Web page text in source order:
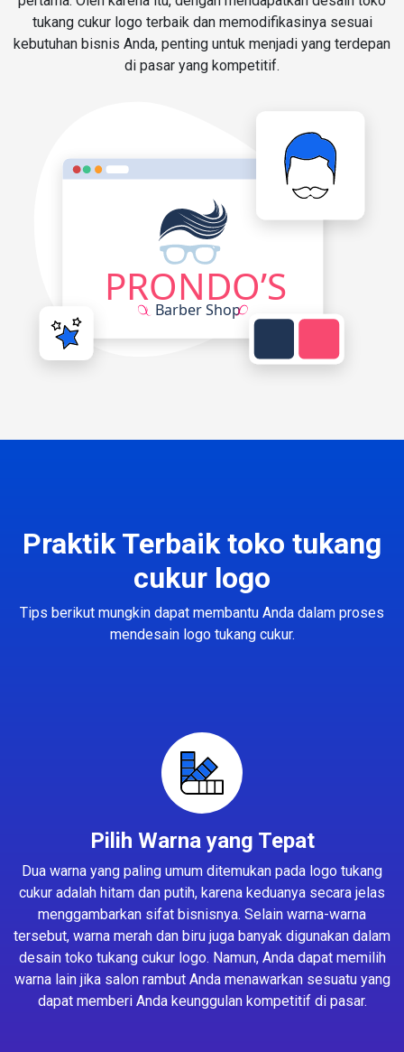
tukang cukur logo terbaik dan memodifikasinya sesuai
kebutuhan bisnis Anda, penting untuk menjadi yang terdepan
di pasar yang kompetitif.
Praktik Terbaik toko tukang
cukur logo
Tips berikut mungkin dapat membantu Anda dalam proses
mendesain logo tukang cukur.
Pilih Warna yang Tepat
Dua warna yang paling umum ditemukan pada logo tukang
cukur adalah hitam dan putih, karena keduanya secara jelas
menggambarkan sifat bisnisnya. Selain warna-warna
tersebut, warna merah dan biru juga banyak digunakan dalam
desain toko tukang cukur logo. Namun, Anda dapat memilih
warna lain jika salon rambut Anda menawarkan sesuatu yang
dapat memberi Anda keunggulan kompetitif di pasar.